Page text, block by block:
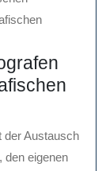
der Austausch
den eigenen